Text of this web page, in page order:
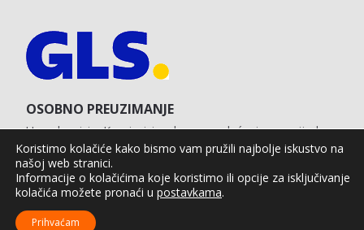
OSOBNO PREUZIMANJE
U poslovnici u Koprivnici s obvezom plaćanja unaprijed
karticom na web shopu.
Agro Moto Shop © 2025. Izrada web shopa:
Koristimo kolačiće kako bismo vam pružili najbolje iskustvo na
našoj web stranici.
Informacije o kolačićima koje koristimo ili opcije za isključivanje
kolačića možete pronaći u postavkama.
Prihvaćam